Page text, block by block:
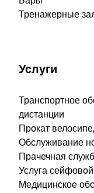
Тренажерные
Услуги
Транспортное
дистанции
Прокат
Обслуживание
Прачечная
Услуга
Медицинское